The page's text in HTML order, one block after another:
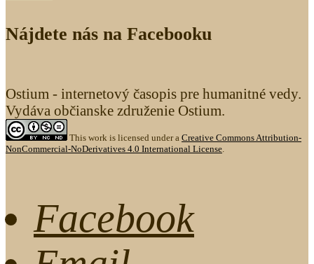
Nájdete nás na Facebooku
Ostium - internetový časopis pre humanitné vedy.
Vydáva občianske združenie Ostium.
This work is licensed under a Creative Commons Attribution-
NonCommercial-NoDerivatives 4.0 International License.
Facebook